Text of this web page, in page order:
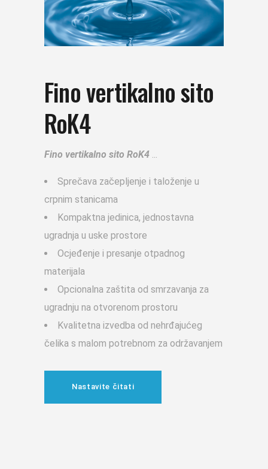
Fino vertikalno sito
RoK4
Fino vertikalno sito RoK4
Sprečava začepljenje i taloženje u
crpnim stanicama
Kompaktna jedinica, jednostavna
ugradnja u uske prostore
Ocjeđenje i presanje otpadnog
materijala
Opcionalna zaštita od smrzavanja za
ugradnju na otvorenom prostoru
Kvalitetna izvedba od nehrđajućeg
čelika s malom potrebnom za održavanjem
Nastavite čitati